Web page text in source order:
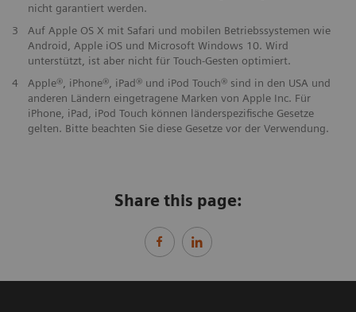
nicht garantiert werden.
3
Auf Apple OS X mit Safari und mobilen Betriebssystemen wie
Android, Apple iOS und Microsoft Windows 10. Wird
unterstützt, ist aber nicht für Touch-Gesten optimiert.
4
Apple®, iPhone®, iPad® und iPod Touch® sind in den USA und
anderen Ländern eingetragene Marken von Apple Inc. Für
iPhone, iPad, iPod Touch können länderspezifische Gesetze
gelten. Bitte beachten Sie diese Gesetze vor der Verwendung.
Share this page: